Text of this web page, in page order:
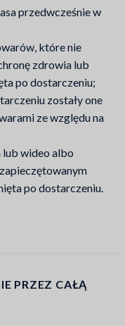
przedwcześnie w
które nie
zdrowia lub
po dostarczeniu;
zostały one
ze względu na
lub wideo albo
po dostarczeniu.
PRZEZ CAŁĄ